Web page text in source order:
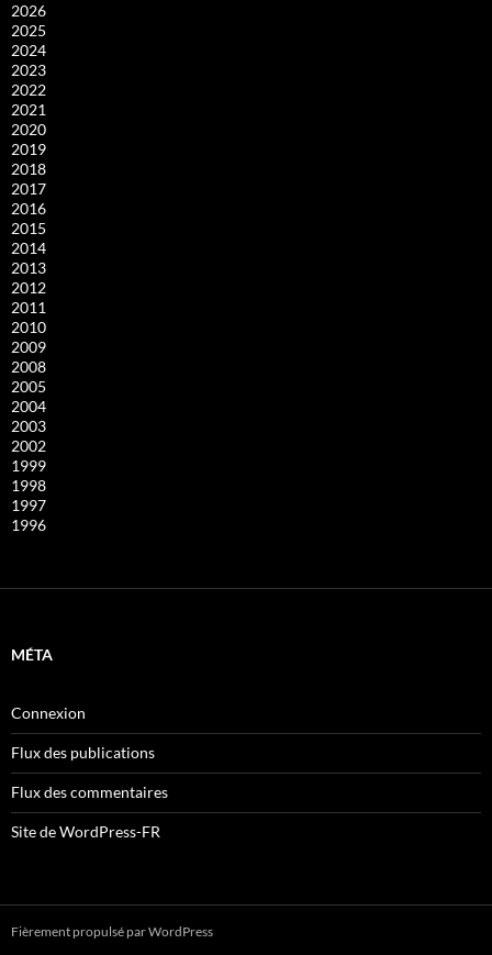
2026
2025
2024
2023
2022
2021
2020
2019
2018
2017
2016
2015
2014
2013
2012
2011
2010
2009
2008
2005
2004
2003
2002
1999
1998
1997
1996
MÉTA
Connexion
Flux des publications
Flux des commentaires
Site de WordPress-FR
Fièrement propulsé par WordPress